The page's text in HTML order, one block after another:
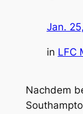
Jan.
in LFC
Nachdem